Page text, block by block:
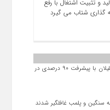
و تثبیت اشتغال با رفع
گذاری شتاب می‌ گیرد
پروژه سازه سنگی و ملاتی کهره هلیلان با پیشرفت ۹۰ درصدی در
سنگین و پلمب غافلگیر شدند